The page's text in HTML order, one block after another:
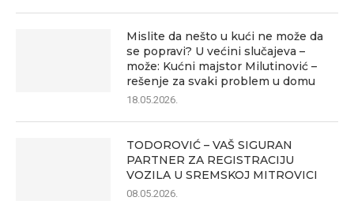
Mislite da nešto u kući ne može da
se popravi? U većini slučajeva –
može: Kućni majstor Milutinović –
rešenje za svaki problem u domu
18.05.2026.
TODOROVIĆ – VAŠ SIGURAN
PARTNER ZA REGISTRACIJU
VOZILA U SREMSKOJ MITROVICI
08.05.2026.